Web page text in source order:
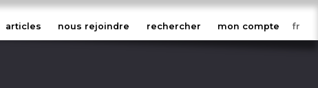
articles nous rejoindre rechercher mon compte